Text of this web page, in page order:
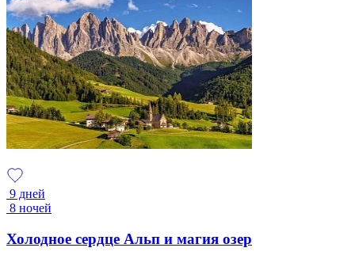
9 дней
8 ночей
Холодное сердце Альп и магия озер